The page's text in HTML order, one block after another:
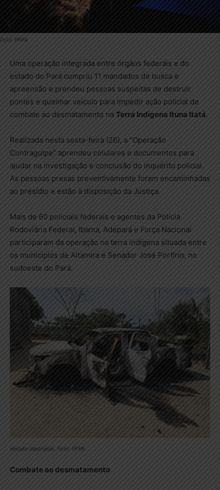
Foto: PFPA
Uma operação integrada entre órgãos federais e do
estado do Pará cumpriu 11 mandados de busca e
apreensão e prendeu pessoas suspeitas de destruir
pontes e queimar veículo para impedir ação policial de
combate ao desmatamento na Terra Indígena Ituna Itatá.
Realizada nesta sexta-feira (26), a “Operação
Contragolpe” aprendeu celulares e documentos para
ajudar na investigação e conclusão do inquérito policial.
As pessoas presas preventivamente foram encaminhadas
ao presídio e estão à disposição da Justiça.
Mais de 60 policiais federais e agentes da Polícia
Rodoviária Federal, Ibama, Adepará e Força Nacional
participaram da operação na terra indígena situada entre
os municípios de Altamira e Senador José Porfírio, no
sudoeste do Pará.
Veículo destruído. Foto: PFPA
Combate ao desmatamento